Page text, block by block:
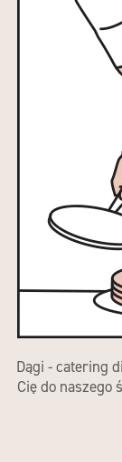
Dągi - catering
Cię do naszego